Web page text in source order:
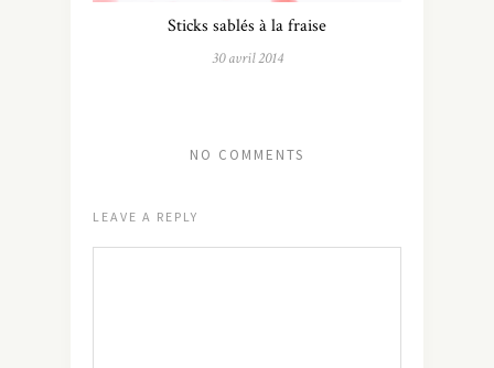
Sticks sablés à la fraise
30 avril 2014
NO COMMENTS
LEAVE A REPLY